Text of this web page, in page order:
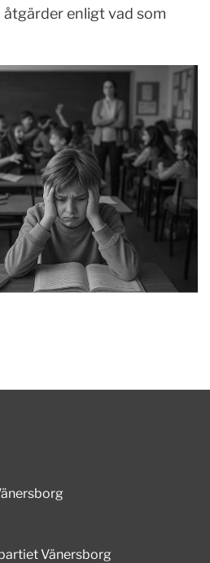
enligt vad som
Vänersborg